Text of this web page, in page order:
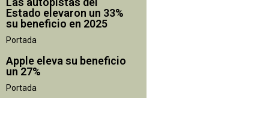
Estado elevaron un 33%
su beneficio en 2025
Portada
Apple eleva su beneficio
un 27%
Portada